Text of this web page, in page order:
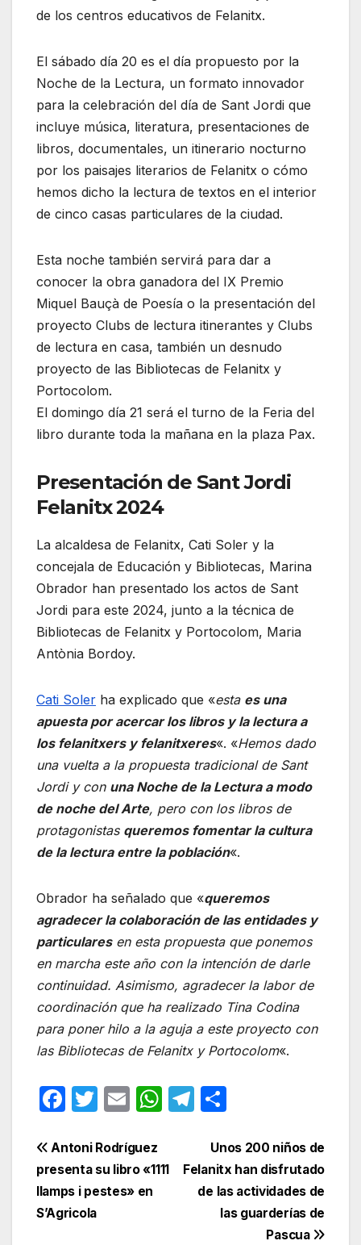
de los centros educativos de Felanitx.
El sábado día 20 es el día propuesto por la
Noche de la Lectura, un formato innovador
para la celebración del día de Sant Jordi que
incluye música, literatura, presentaciones de
libros, documentales, un itinerario nocturno
por los paisajes literarios de Felanitx o cómo
hemos dicho la lectura de textos en el interior
de cinco casas particulares de la ciudad.
Esta noche también servirá para dar a
conocer la obra ganadora del IX Premio
Miquel Bauçà de Poesía o la presentación del
proyecto Clubs de lectura itinerantes y Clubs
de lectura en casa, también un desnudo
proyecto de las Bibliotecas de Felanitx y
Portocolom.
El domingo día 21 será el turno de la Feria del
libro durante toda la mañana en la plaza Pax.
Presentación de Sant Jordi
Felanitx 2024
La alcaldesa de Felanitx, Cati Soler y la
concejala de Educación y Bibliotecas, Marina
Obrador han presentado los actos de Sant
Jordi para este 2024, junto a la técnica de
Bibliotecas de Felanitx y Portocolom, Maria
Antònia Bordoy.
Cati Soler ha explicado que «esta es una
apuesta por acercar los libros y la lectura a
los felanitxers y felanitxeres«. «Hemos dado
una vuelta a la propuesta tradicional de Sant
Jordi y con una Noche de la Lectura a modo
de noche del Arte, pero con los libros de
protagonistas queremos fomentar la cultura
de la lectura entre la población«.
Obrador ha señalado que «queremos
agradecer la colaboración de las entidades y
particularesen esta propuesta que ponemos
en marcha este año con la intención de darle
continuidad. Asimismo, agradecer la labor de
coordinación que ha realizado Tina Codina
para poner hilo a la aguja a este proyecto con
las Bibliotecas de Felanitx y Portocolom«.
F
c
e
b
o
T
itt
er
E
ail
W
s
T
gr
a
m
p
ar
tir
Navegación
de
entradas
Unos 200 niños de
Felanitx han disfrutado
de las actividades de
las guarderías de
Pascua
Antoni Rodríguez
presenta su libro «1111
llamps i pestes» en
S’Agricola